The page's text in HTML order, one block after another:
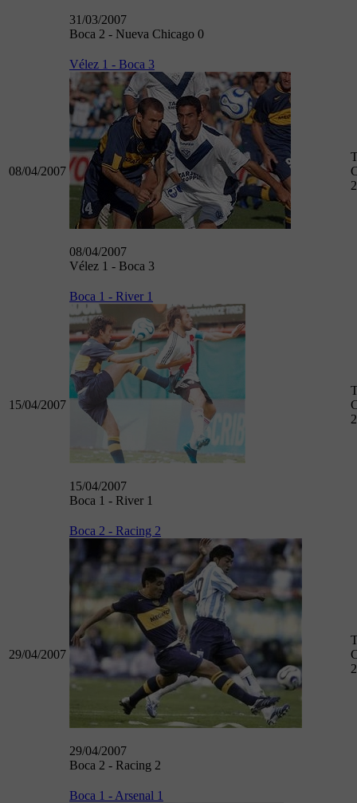
31/03/2007
Boca 2 - Nueva Chicago 0
08/04/2007
Vélez 1 - Boca 3
08/04/2007
Vélez 1 - Boca 3
15/04/2007
Boca 1 - River 1
15/04/2007
Boca 1 - River 1
29/04/2007
Boca 2 - Racing 2
29/04/2007
Boca 2 - Racing 2
Boca 1 - Arsenal 1